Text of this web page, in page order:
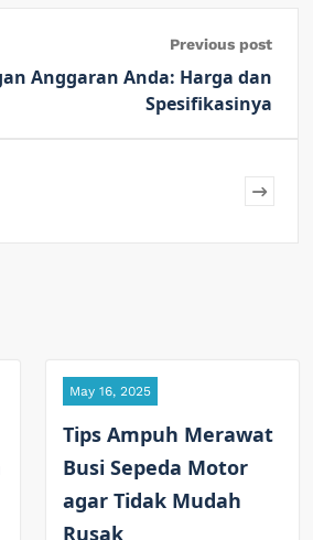
Previous post
Anggaran Anda: Harga dan
Spesifikasinya
May 16, 2025
Tips Ampuh Merawat
Busi Sepeda Motor
agar Tidak Mudah
Rusak